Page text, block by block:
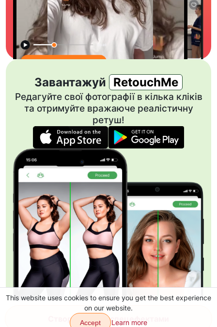
Завантажуй RetouchMe
Редагуйте свої фотографії в кілька кліків
та отримуйте вражаюче реалістичну
ретуш!
This website uses cookies to ensure you get the best experience
on our website.
Accept Learn more